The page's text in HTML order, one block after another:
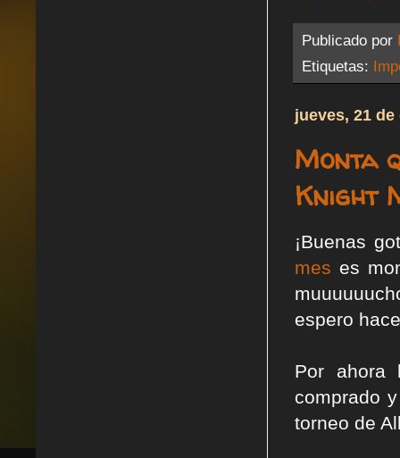
Publicado por
Etiquetas:
jueves, 21
Monta
Knight
¡Buenas
mes es
espero
Por ahora
comprado
torneo de